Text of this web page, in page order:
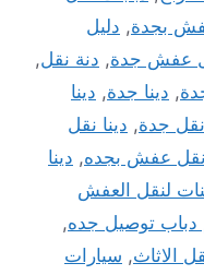
بجدة, دليل
عفش جدة, دنة نقل,
, دينا جدة, دينا
نقل جدة, دينا نقل
نقل عفش بجده, دينا
لنقل العفش
دباب توصيل جده,
الاثاث, سيارات